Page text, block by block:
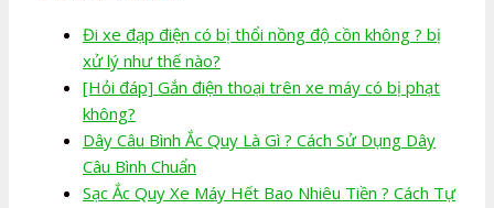
Đi xe đạp điện có bị thổi nồng độ cồn không ? bị
xử lý như thế nào?
[Hỏi đáp] Gắn điện thoại trên xe máy có bị phạt
không?
Dây Câu Bình Ắc Quy Là Gì ? Cách Sử Dụng Dây
Câu Bình Chuẩn
Sạc Ắc Quy Xe Máy Hết Bao Nhiêu Tiền ? Cách Tự